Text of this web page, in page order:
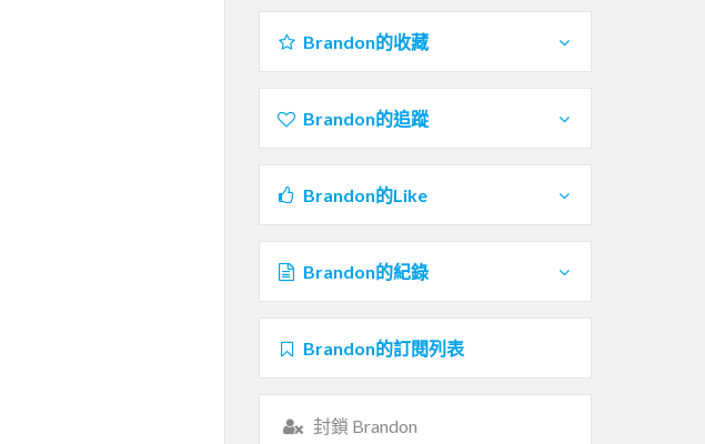
Brandon的收藏
Brandon的追蹤
Brandon的Like
Brandon的紀錄
Brandon的訂閱列表
封鎖 Brandon